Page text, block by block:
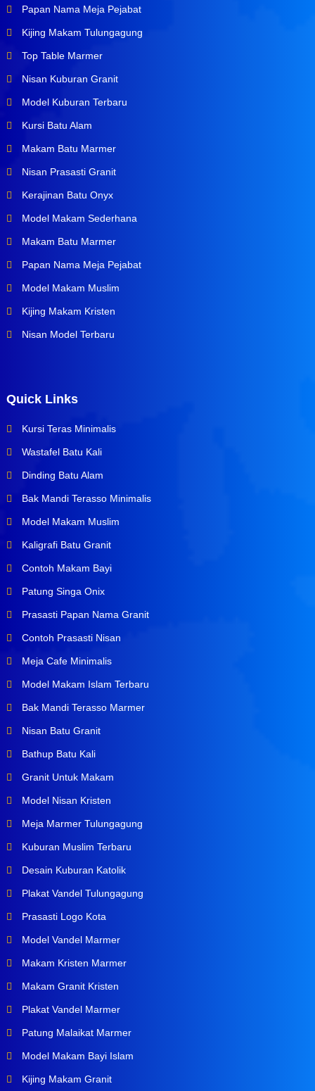
Papan Nama Meja Pejabat
Kijing Makam Tulungagung
Top Table Marmer
Nisan Kuburan Granit
Model Kuburan Terbaru
Kursi Batu Alam
Makam Batu Marmer
Nisan Prasasti Granit
Kerajinan Batu Onyx
Model Makam Sederhana
Makam Batu Marmer
Papan Nama Meja Pejabat
Model Makam Muslim
Kijing Makam Kristen
Nisan Model Terbaru
Quick Links
Kursi Teras Minimalis
Wastafel Batu Kali
Dinding Batu Alam
Bak Mandi Terasso Minimalis
Model Makam Muslim
Kaligrafi Batu Granit
Contoh Makam Bayi
Patung Singa Onix
Prasasti Papan Nama Granit
Contoh Prasasti Nisan
Meja Cafe Minimalis
Model Makam Islam Terbaru
Bak Mandi Terasso Marmer
Nisan Batu Granit
Bathup Batu Kali
Granit Untuk Makam
Model Nisan Kristen
Meja Marmer Tulungagung
Kuburan Muslim Terbaru
Desain Kuburan Katolik
Plakat Vandel Tulungagung
Prasasti Logo Kota
Model Vandel Marmer
Makam Kristen Marmer
Makam Granit Kristen
Plakat Vandel Marmer
Patung Malaikat Marmer
Model Makam Bayi Islam
Kijing Makam Granit